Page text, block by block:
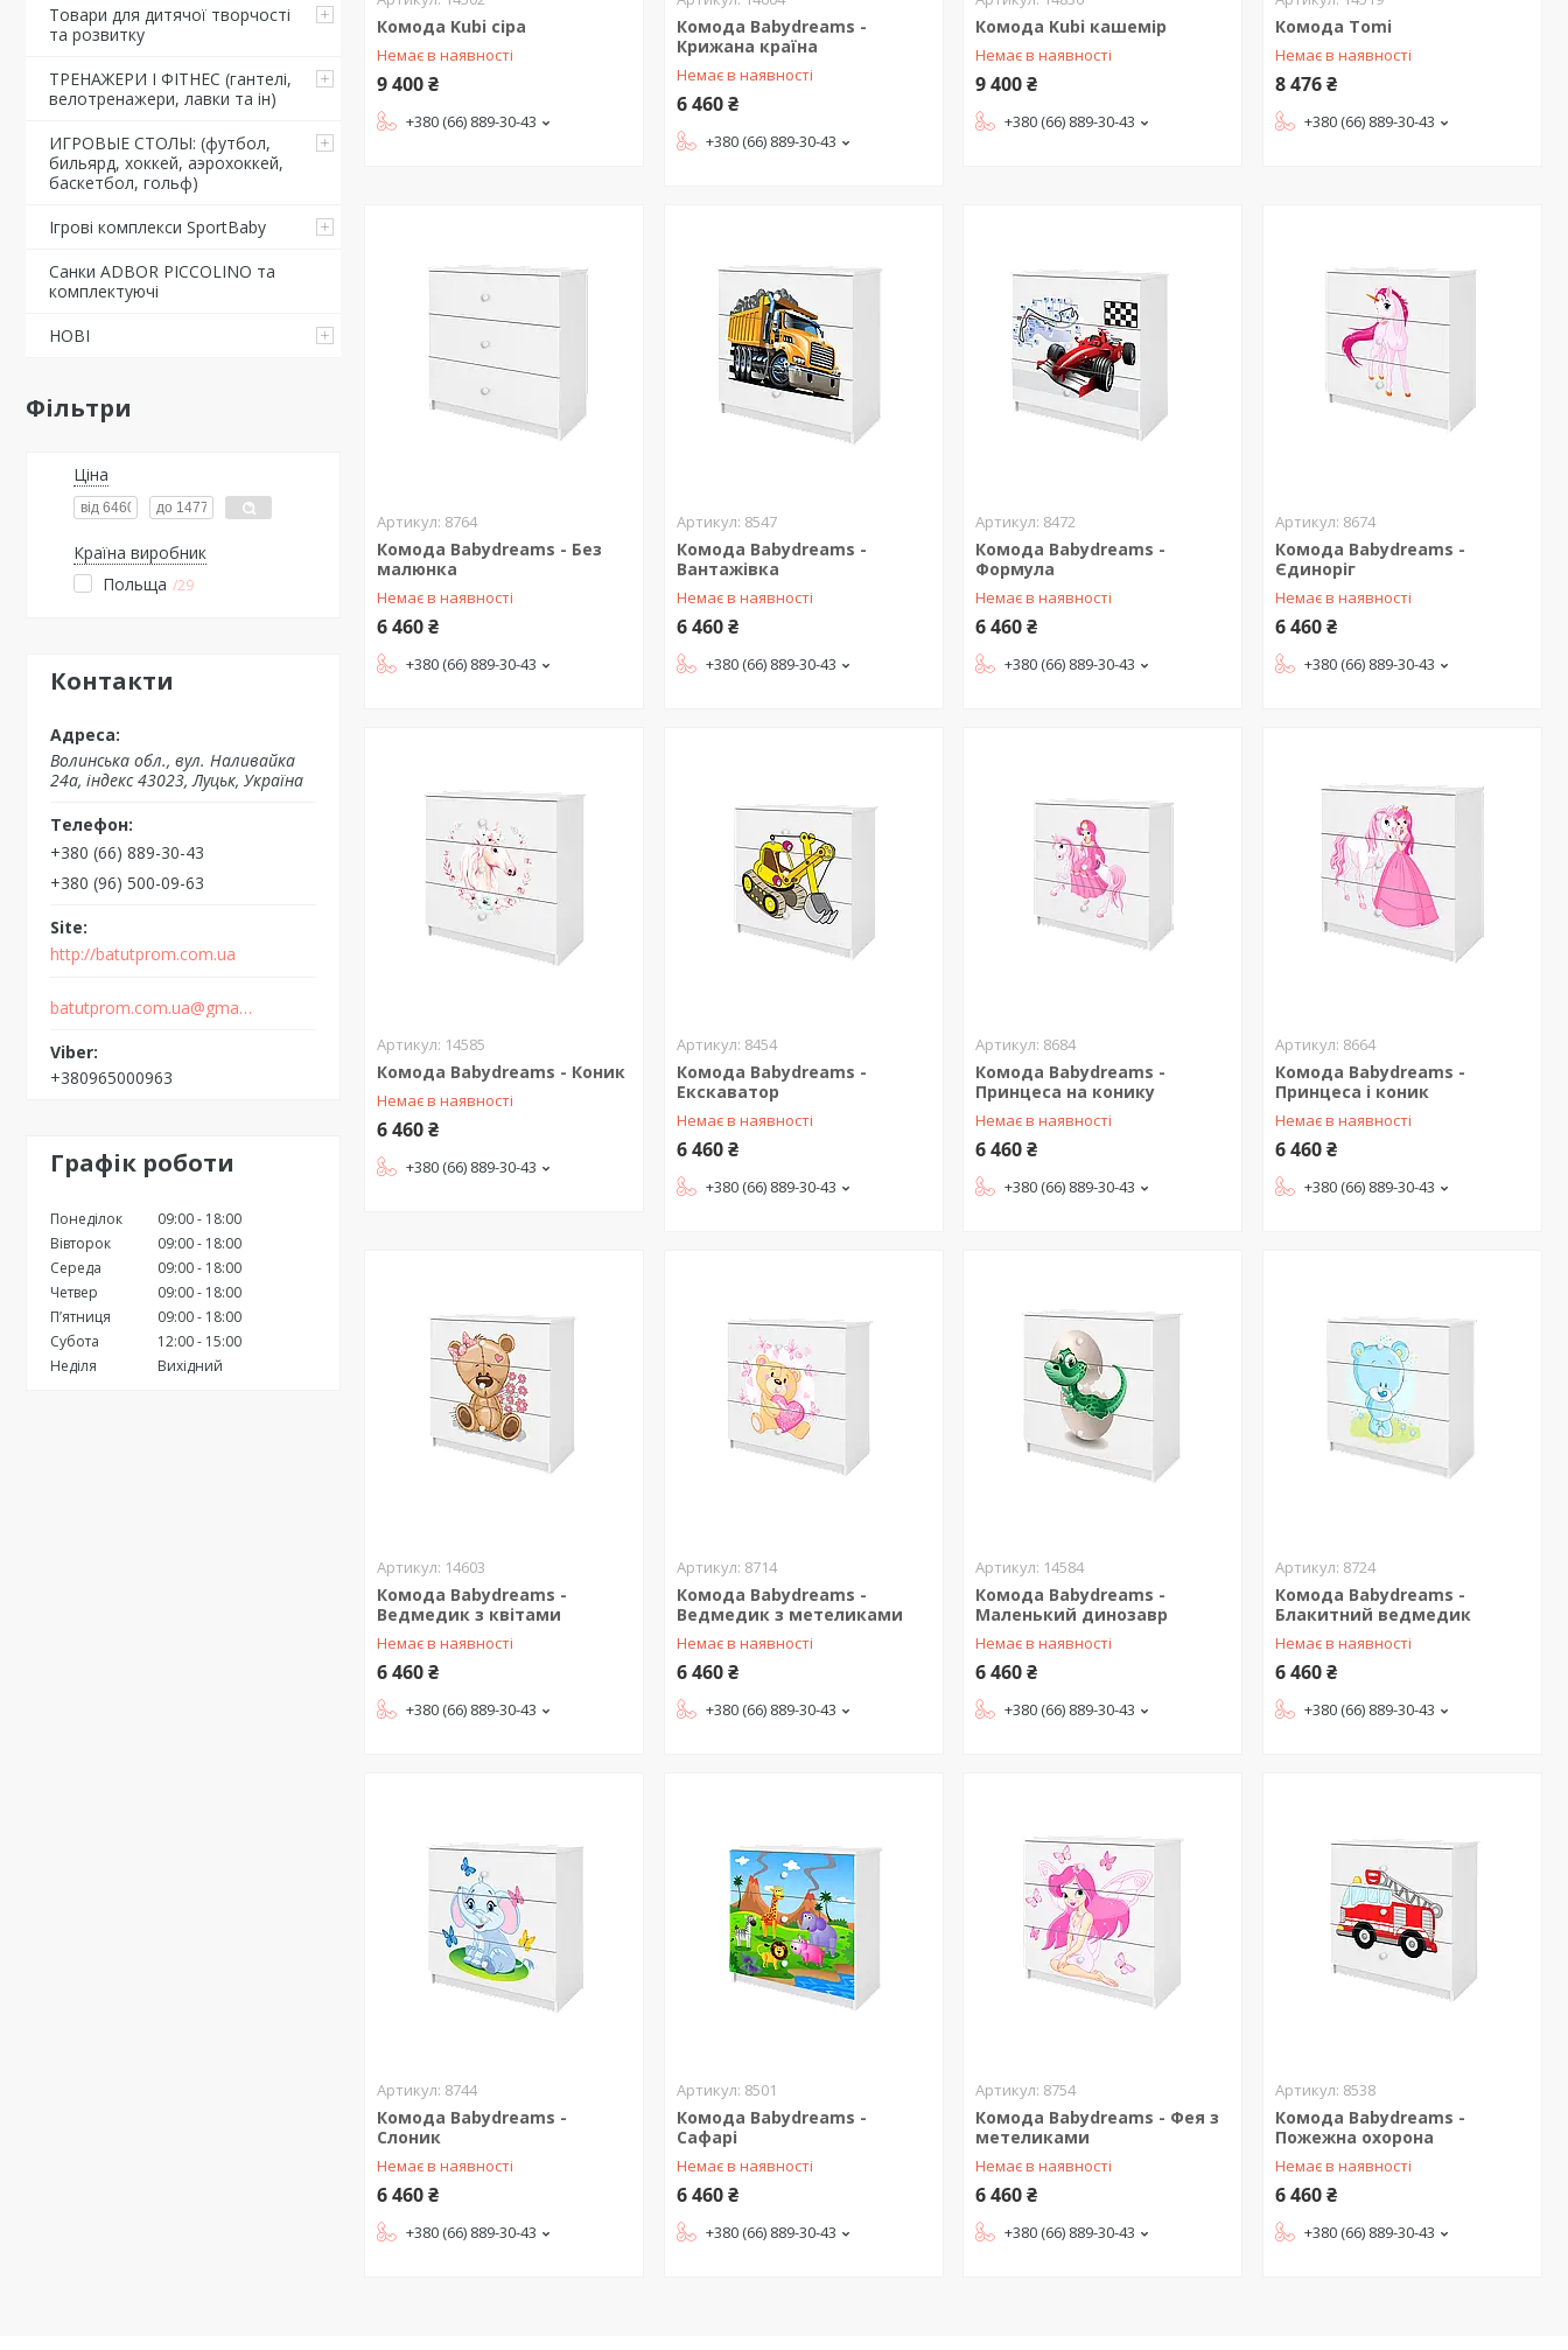
Товари для дитячої творчості
та розвитку
ТРЕНАЖЕРИ І ФІТНЕС (гантелі,
велотренажери, лавки та ін)
ИГРОВЫЕ СТОЛЫ: (футбол,
бильярд, хоккей, аэрохоккей,
баскетбол, гольф)
Ігрові комплекси SportBaby
Санки ADBOR PICCOLINO та
комплектуючі
НОВІ
Фільтри
Ціна
Країна виробник
Польща 29
Контакти
Волинська обл., вул. Наливайка
24а, індекс 43023, Луцьк, Україна
+380 (66) 889-30-43
+380 (96) 500-09-63
http://batutprom.com.ua
batutprom.com.ua@gmail.com
+380965000963
Графік роботи
Понеділок 09:00
18:00
Вівторок
09:00
18:00
Середа
09:00
18:00
Четвер
09:00
18:00
Пʼятниця
09:00
18:00
Субота
12:00
15:00
Неділя
Вихідний
Комода Kubi сіра
Немає в наявності
9 400 ₴
+380 (66) 889-30-43
Комода Babydreams -
Крижана країна
Немає в наявності
6 460 ₴
+380 (66) 889-30-43
Комода Kubi кашемір
Немає в наявності
9 400 ₴
+380 (66) 889-30-43
Комода Tomi
Немає в наявності
8 476 ₴
+380 (66) 889-30-43
8764
Комода Babydreams - Без
малюнка
Немає в наявності
6 460 ₴
+380 (66) 889-30-43
8547
Комода Babydreams -
Вантажівка
Немає в наявності
6 460 ₴
+380 (66) 889-30-43
8472
Комода Babydreams -
Формула
Немає в наявності
6 460 ₴
+380 (66) 889-30-43
8674
Комода Babydreams -
Єдиноріг
Немає в наявності
6 460 ₴
+380 (66) 889-30-43
14585
Комода Babydreams - Коник
Немає в наявності
6 460 ₴
+380 (66) 889-30-43
8454
Комода Babydreams -
Екскаватор
Немає в наявності
6 460 ₴
+380 (66) 889-30-43
8684
Комода Babydreams -
Принцеса на конику
Немає в наявності
6 460 ₴
+380 (66) 889-30-43
8664
Комода Babydreams -
Принцеса і коник
Немає в наявності
6 460 ₴
+380 (66) 889-30-43
14603
Комода Babydreams -
Ведмедик з квітами
Немає в наявності
6 460 ₴
+380 (66) 889-30-43
8714
Комода Babydreams -
Ведмедик з метеликами
Немає в наявності
6 460 ₴
+380 (66) 889-30-43
14584
Комода Babydreams -
Маленький динозавр
Немає в наявності
6 460 ₴
+380 (66) 889-30-43
8724
Комода Babydreams -
Блакитний ведмедик
Немає в наявності
6 460 ₴
+380 (66) 889-30-43
8744
Комода Babydreams -
Слоник
Немає в наявності
6 460 ₴
+380 (66) 889-30-43
8501
Комода Babydreams -
Сафарі
Немає в наявності
6 460 ₴
+380 (66) 889-30-43
8754
Комода Babydreams - Фея з
метеликами
Немає в наявності
6 460 ₴
+380 (66) 889-30-43
8538
Комода Babydreams -
Пожежна охорона
Немає в наявності
6 460 ₴
+380 (66) 889-30-43